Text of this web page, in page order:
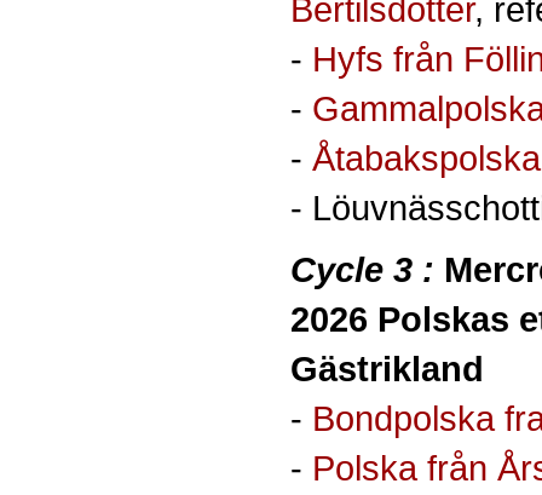
Bertilsdotter,
- Hyfs från
-
-
-
Cycle 3 :
2026 Polskas
Gästrikland
- Bondpolska
- Polska från